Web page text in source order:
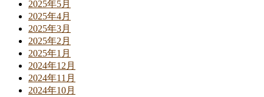
2025年5月
2025年4月
2025年3月
2025年2月
2025年1月
2024年12月
2024年11月
2024年10月